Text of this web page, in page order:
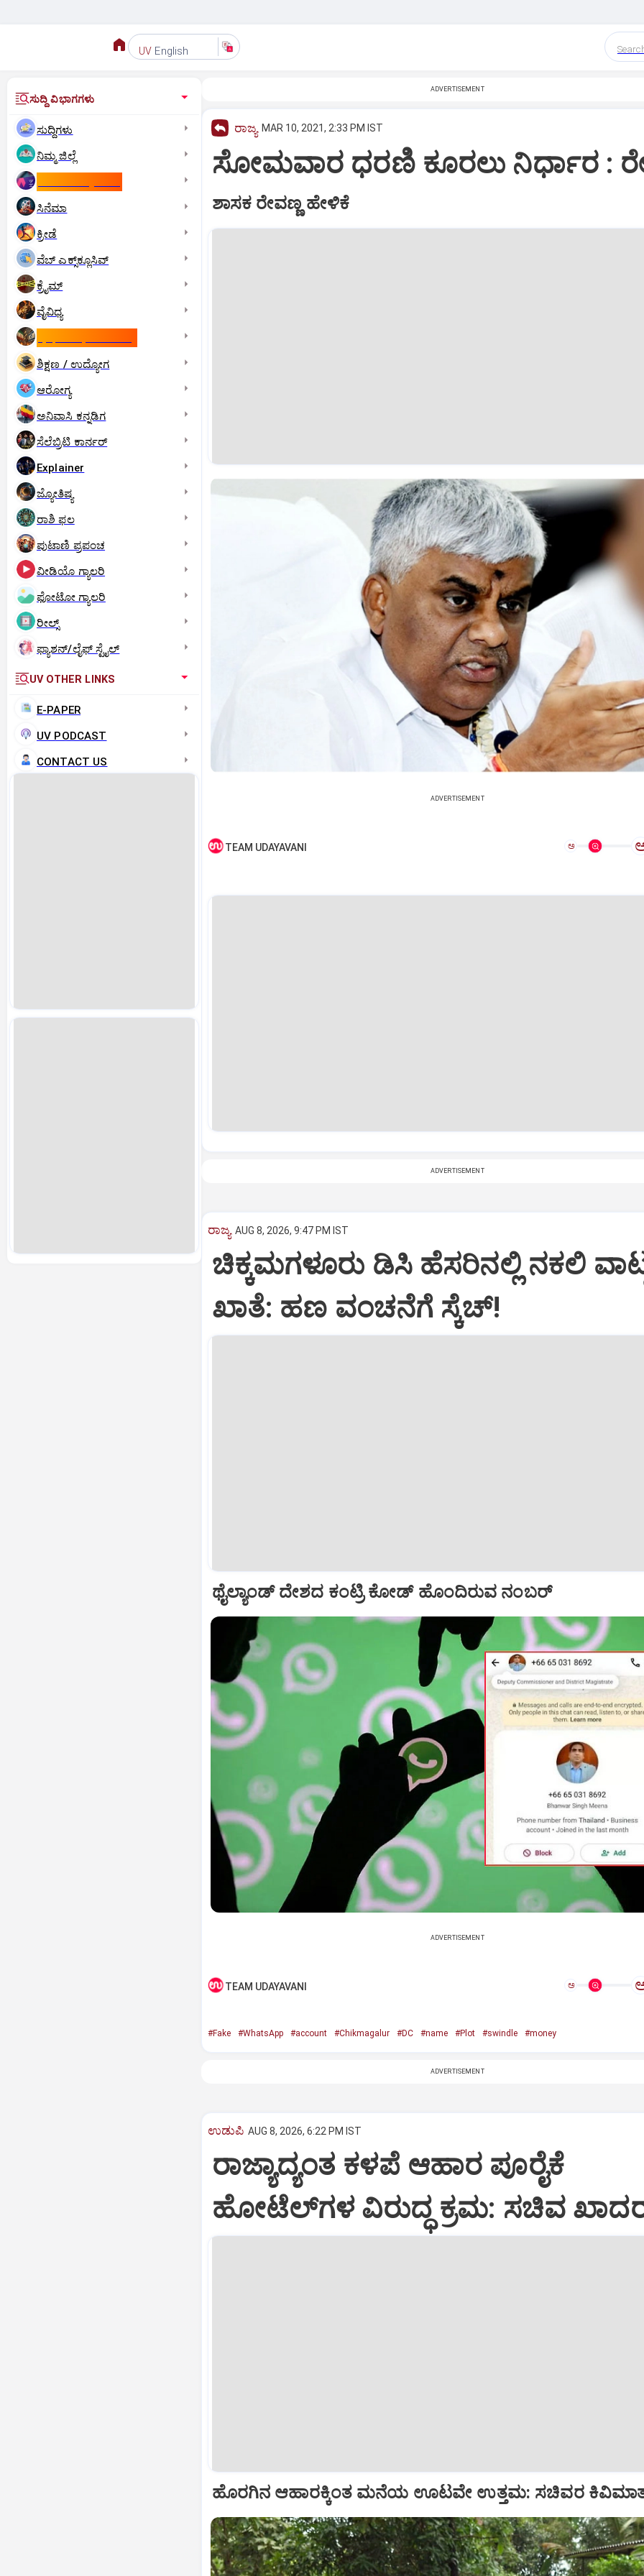
UV English
ಸುದ್ದಿ ವಿಭಾಗಗಳು
ಸುದ್ದಿಗಳು
ನಿಮ್ಮ ಜಿಲ್ಲೆ
ಸಿನೆಮಾ
ಕ್ರೀಡೆ
ವೆಬ್ ಎಕ್ಸ್‌ಕ್ಲೂಸಿವ್
ಕ್ರೈಮ್
ವೈವಿಧ್ಯ
ಶಿಕ್ಷಣ / ಉದ್ಯೋಗ
ಆರೋಗ್ಯ
ಅನಿವಾಸಿ ಕನ್ನಡಿಗ
ಸೆಲೆಬ್ರಿಟಿ ಕಾರ್ನರ್‌
Explainer
ಜ್ಯೋತಿಷ್ಯ
ರಾಶಿ ಫಲ
ಪುಟಾಣಿ ಪ್ರಪಂಚ
ವೀಡಿಯೊ ಗ್ಯಾಲರಿ
ಫೋಟೋ ಗ್ಯಾಲರಿ
ರೀಲ್ಸ್
ಫ್ಯಾಶನ್/ಲೈಫ್‌ ಸ್ಟೈಲ್
UV OTHER LINKS
E-PAPER
UV PODCAST
CONTACT US
ADVERTISEMENT
ರಾಜ್ಯ MAR 10, 2021, 2:33 PM IST
ಸೋಮವಾರ ಧರಣಿ ಕೂರಲು ನಿರ್ಧಾರ :
ಶಾಸಕ ರೇವಣ್ಣ ಹೇಳಿಕೆ
ADVERTISEMENT
TEAM UDAYAVANI ಅ
ADVERTISEMENT
ರಾಜ್ಯ AUG 8, 2026, 9:47 PM IST
ಚಿಕ್ಕಮಗಳೂರು ಡಿಸಿ ಹೆಸರಿನಲ್ಲಿ ನಕಲಿ
ಖಾತೆ: ಹಣ ವಂಚನೆಗೆ ಸ್ಕೆಚ್!
ಥೈಲ್ಯಾಂಡ್ ದೇಶದ ಕಂಟ್ರಿ ಕೋಡ್ ಹೊಂದಿರುವ ನಂಬರ್‌
ADVERTISEMENT
TEAM UDAYAVANI ಅ
#Fake #WhatsApp #account #Chikmagalur #DC #name #Plot #swindle #money
ADVERTISEMENT
ಉಡುಪಿ AUG 8, 2026, 6:22 PM IST
ರಾಜ್ಯಾದ್ಯಂತ ಕಳಪೆ ಆಹಾರ ಪೂರೈಕೆ
ಹೋಟೆಲ್‌ಗಳ ವಿರುದ್ಧ ಕ್ರಮ: ಸಚಿವ
ಹೊರಗಿನ ಆಹಾರಕ್ಕಿಂತ ಮನೆಯ ಊಟವೇ ಉತ್ತಮ: ಸಚಿವರ